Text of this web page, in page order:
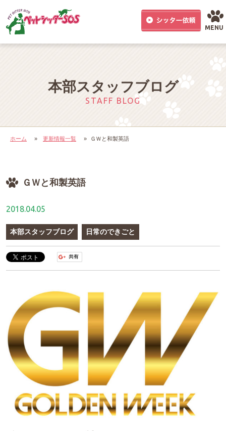
MENU
本部スタッフブログ
STAFF BLOG
ホーム » 更新情報一覧 » ＧＷと和製英語
ＧＷと和製英語
2018.04.05
本部スタッフブログ 日常のできごと